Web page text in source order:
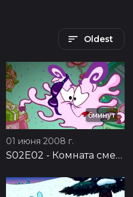
Oldest
6минут
01 июня 2008 г.
S02E02 - Комната смеха